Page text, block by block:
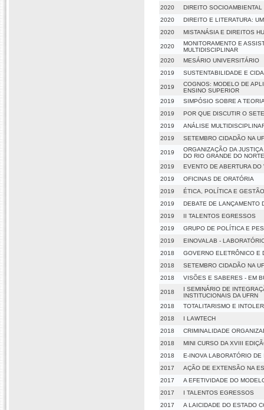
2020
DIREITO
2020
DIREITO E LITERATURA:
2020
MISTANÁSIA E DIREITOS
2020
MONITORAMENTO E
MULTIDISCIPLINAR
2020
MESÁRIO UNIVERSITÁRIO
2019
SUSTENTABILIDADE E
2019
COGNOS: MODELO DE
ENSINO SUPERIOR
2019
SIMPÓSIO SOBRE A
2019
POR QUE DISCUTIR O
2019
ANÁLISE
2019
SETEMBRO CIDADÃO NA
2019
ORGANIZAÇÃO DA
DO RIO GRANDE DO NORTE
2019
EVENTO DE ABERTURA
2019
OFICINAS DE ORATÓRIA
2019
ÉTICA, POLÍTICA E
2019
DEBATE DE LANÇAMENTO
2019
II TALENTOS EGRESSOS
2019
GRUPO DE POLÍTICA E
2019
EINOVALAB -
2018
GOVERNO ELETRÔNICO E
2018
SETEMBRO CIDADÃO NA
2018
VISÕES E SABERES - EM
2018
I SEMINÁRIO DE
INSTITUCIONAIS DA UFRN
2018
TOTALITARISMO E
2018
I LAWTECH
2018
CRIMINALIDADE
2018
MINI CURSO DA XVIII
2018
E-INOVA LABORATÓRIO
2017
AÇÃO DE EXTENSÃO NA
2017
A EFETIVIDADE DO
2017
I TALENTOS EGRESSOS
2017
A LAICIDADE DO ESTADO